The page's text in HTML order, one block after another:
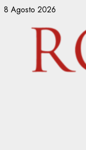
Vai
contenuto
8 Agosto 2026